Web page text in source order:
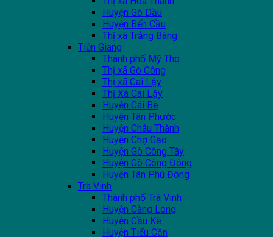
Huyện Gò Dầu
Huyện Bến Cầu
Thị xã Trảng Bàng
Tiền Giang
Thành phố Mỹ Tho
Thị xã Gò Công
Thị xã Cai Lậy
Thị Xã Cai Lậy
Huyện Cái Bè
Huyện Tân Phước
Huyện Châu Thành
Huyện Chợ Gạo
Huyện Gò Công Tây
Huyện Gò Công Đông
Huyện Tân Phú Đông
Trà Vinh
Thành phố Trà Vinh
Huyện Càng Long
Huyện Cầu Kè
Huyện Tiểu Cần